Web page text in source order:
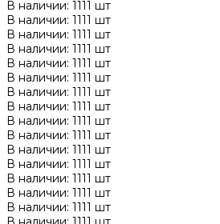
В наличии: 1111 шт
В наличии: 1111 шт
В наличии: 1111 шт
В наличии: 1111 шт
В наличии: 1111 шт
В наличии: 1111 шт
В наличии: 1111 шт
В наличии: 1111 шт
В наличии: 1111 шт
В наличии: 1111 шт
В наличии: 1111 шт
В наличии: 1111 шт
В наличии: 1111 шт
В наличии: 1111 шт
В наличии: 1111 шт